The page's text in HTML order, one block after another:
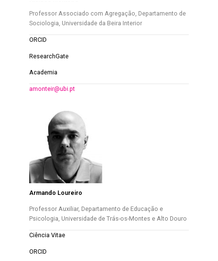
Professor Associado com Agregação, Departamento de
Sociologia, Universidade da Beira Interior
ORCID
ResearchGate
Academia
amonteir@ubi.pt
Armando Loureiro
Professor Auxiliar, Departamento de Educação e
Psicologia, Universidade de Trás-os-Montes e Alto Douro
Ciência Vitae
ORCID